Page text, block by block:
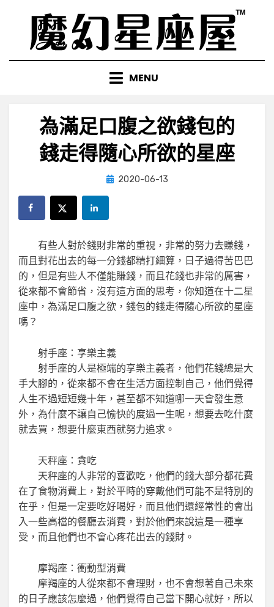
content
MENU
為滿足口腹之欲錢包的
錢走得隨心所欲的星座
by小編
Posted
2020-06-13
有些人對於錢財非常的重視，非常的努力去賺錢，
而且對花出去的每一分錢都精打細算，日子過得苦巴巴
的，但是有些人不僅能賺錢，而且花錢也非常的厲害，
從來都不會節省，沒有這方面的思考，你知道在十二星
座中，為滿足口腹之欲，錢包的錢走得隨心所欲的星座
嗎？
射手座：享樂主義
射手座的人是極端的享樂主義者，他們花錢總是大
手大腳的，從來都不會在生活方面控制自己，他們覺得
人生不過短短幾十年，甚至都不知道哪一天會發生意
外，為什麼不讓自己愉快的度過一生呢，想要去吃什麼
就去買，想要什麼東西就努力追求。
天秤座：貪吃
天秤座的人非常的喜歡吃，他們的錢大部分都花費
在了食物消費上，對於平時的穿戴他們可能不是特別的
在乎，但是一定要吃好喝好，而且他們還經常性的會出
入一些高檔的餐廳去消費，對於他們來說這是一種享
受，而且他們也不會心疼花出去的錢財。
摩羯座：衝動型消費
摩羯座的人從來都不會理財，也不會想著自己未來
的日子應該怎麼過，他們覺得自己當下開心就好，所以